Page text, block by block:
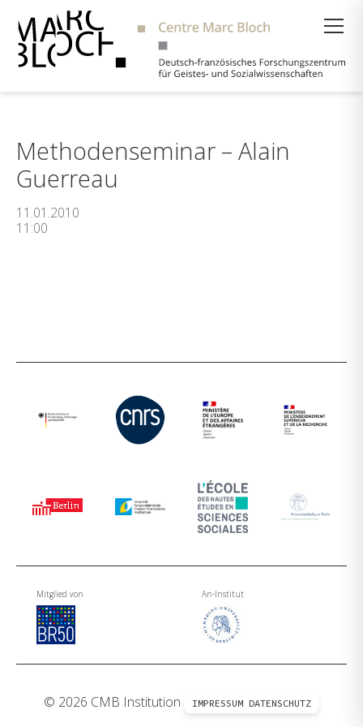
Methodenseminar – Alain
Guerreau
11.01.2010
11:00
Mitglied von An-Institut
© 2026 CMB Institution IMPRESSUM DATENSCHUTZ